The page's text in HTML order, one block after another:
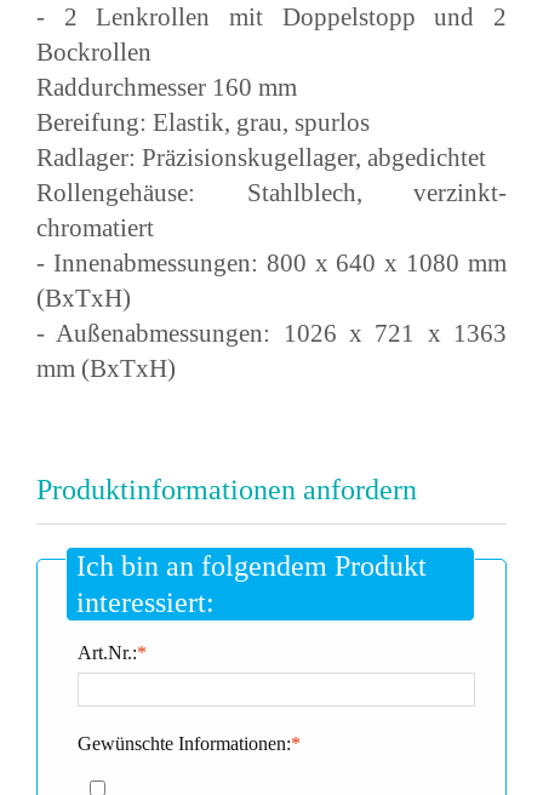
- 2 Lenkrollen mit Doppelstopp und 2
Bockrollen
Raddurchmesser 160 mm
Bereifung: Elastik, grau, spurlos
Radlager: Präzisionskugellager, abgedichtet
Rollengehäuse: Stahlblech, verzinkt-
chromatiert
- Innenabmessungen: 800 x 640 x 1080 mm
(BxTxH)
- Außenabmessungen: 1026 x 721 x 1363
mm (BxTxH)
Produktinformationen anfordern
Ich bin an folgendem Produkt
interessiert:
*
Art.Nr.:
*
Gewünschte Informationen: